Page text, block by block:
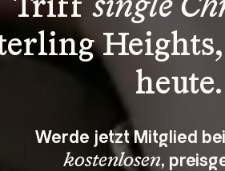
Triff single
heute.
Werde jetzt Mitglied
kostenlosen,